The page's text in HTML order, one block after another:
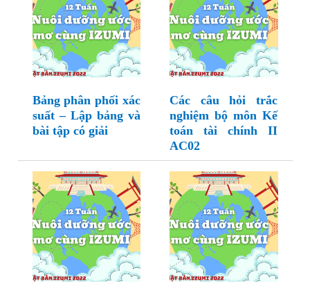
Bảng phân phối xác
suất – Lập bảng và
bài tập có giải
Các câu hỏi trắc
nghiệm bộ môn Kế
toán tài chính II
AC02